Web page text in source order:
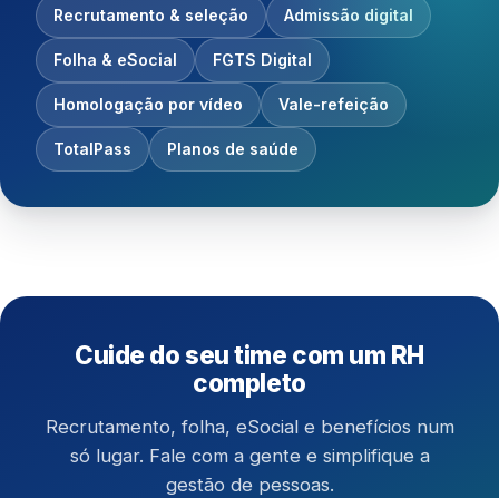
Recrutamento & seleção Admissão digital
Folha & eSocial FGTS Digital
Homologação por vídeo Vale-refeição
TotalPass Planos de saúde
Cuide do seu time com um RH
completo
Recrutamento, folha, eSocial e benefícios num
só lugar. Fale com a gente e simplifique a
gestão de pessoas.